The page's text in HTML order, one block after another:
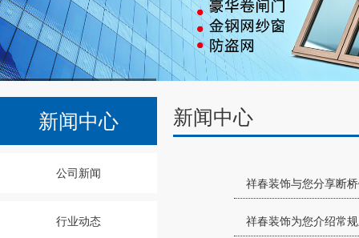
新闻中心
公司新闻
行业动态
新闻中心
祥春装饰与您分享断
祥春装饰为您介绍常